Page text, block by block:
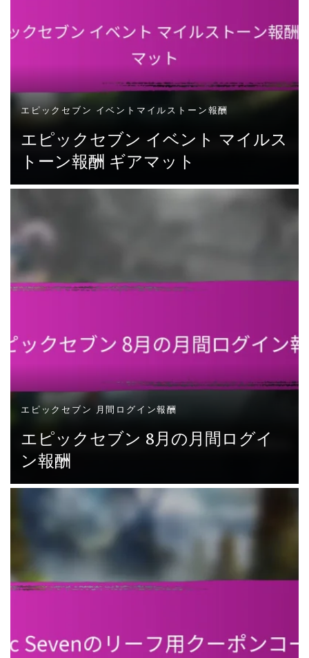
エピックセブン イベントマイルストーン報酬
エピックセブン イベント マイルス
トーン報酬 ギアマット
エピックセブン 月間ログイン報酬
エピックセブン 8月の月間ログイ
ン報酬